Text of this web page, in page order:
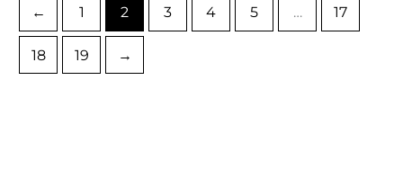
← 1 2 3 4 5 … 17
18 19 →